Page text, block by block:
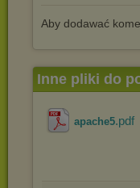
Aby dodawać
Inne pliki do
apache5.pdf